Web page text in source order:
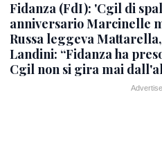
Fidanza (FdI): 'Cgil di
anniversario Marcinelle
Russa leggeva
Landini: “Fidanza ha
Cgil non si gira mai